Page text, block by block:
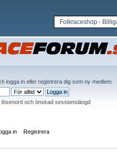
Folkraceshop -
logga in eller registrera dig som ny medlem
och önskad sessionslängd
in Registrera